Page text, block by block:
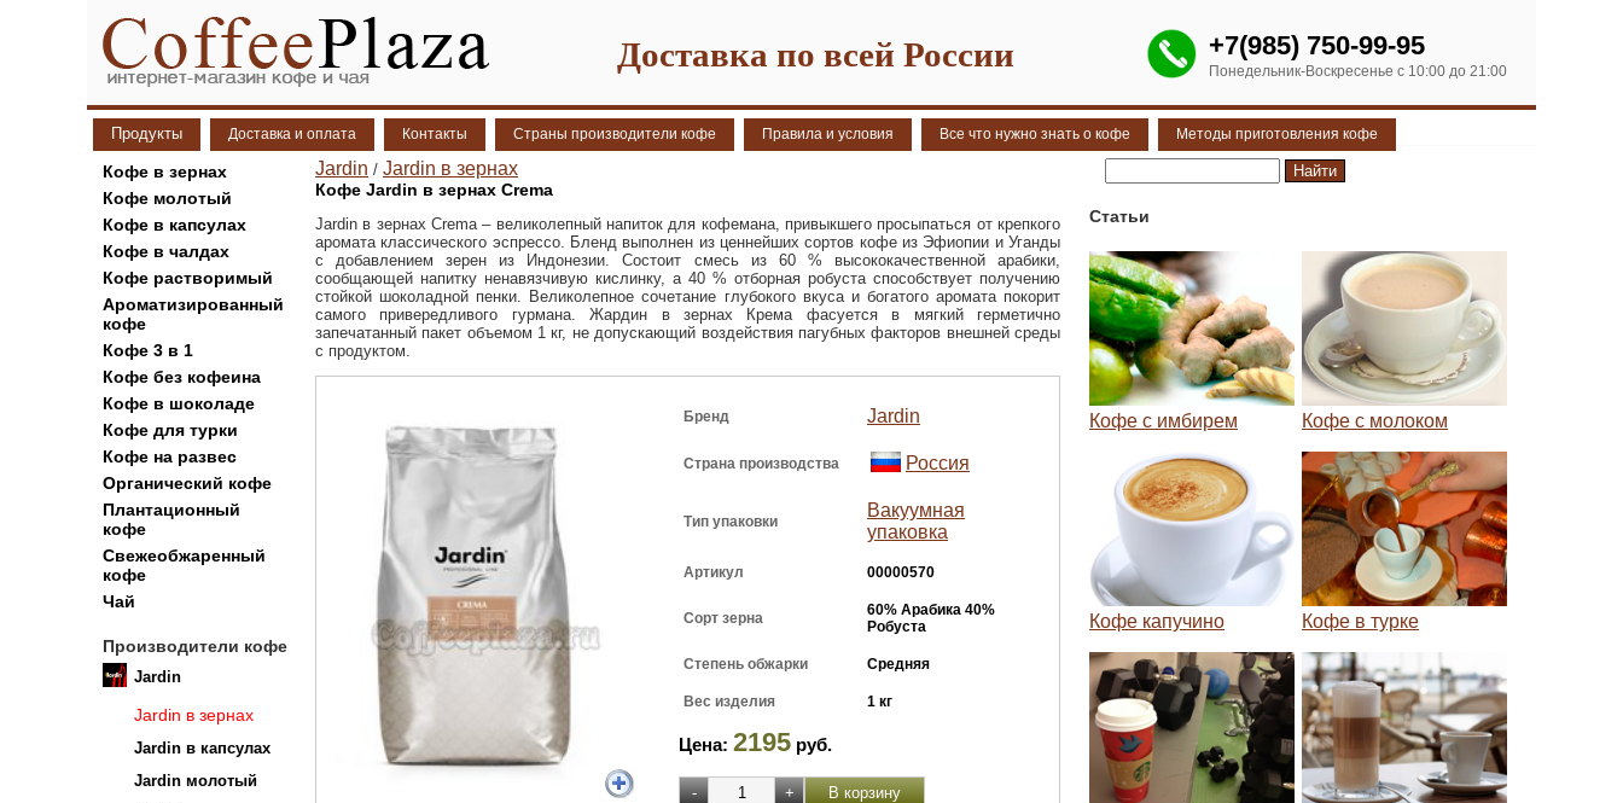
Доставка по всей России +7(985) 750-99-95
Понедельник-Воскресенье с 10:00 до 21:00
Продукты Доставка и оплата Контакты Страны производители кофе Правила и условия Все что нужно знать о кофе Методы приготовления кофе
Кофе в зернах
Кофе молотый
Кофе в капсулах
Кофе в чалдах
Кофе растворимый
Ароматизированный
кофе
Кофе 3 в 1
Кофе без кофеина
Кофе в шоколаде
Кофе для турки
Кофе на развес
Органический кофе
Плантационный
кофе
Свежеобжаренный
кофе
Чай
Производители кофе
Jardin
Jardin в зернах
Jardin в капсулах
Jardin молотый
Jardin / Jardin в зернах
Кофе Jardin в зернах Crema
Jardin в зернах Crema – великолепный напиток для кофемана, привыкшего просыпаться от крепкого
аромата классического эспрессо. Бленд выполнен из ценнейших сортов кофе из Эфиопии и Уганды
с добавлением зерен из Индонезии. Состоит смесь из 60 % высококачественной арабики,
сообщающей напитку ненавязчивую кислинку, а 40 % отборная робуста способствует получению
стойкой шоколадной пенки. Великолепное сочетание глубокого вкуса и богатого аромата покорит
самого привередливого гурмана. Жардин в зернах Крема фасуется в мягкий герметично
запечатанный пакет объемом 1 кг, не допускающий воздействия пагубных факторов внешней среды
с продуктом.
Бренд Jardin
Страна производства Россия
Тип упаковки
Вакуумная
упаковка
Артикул 00000570
Сорт зерна
60% Арабика 40%
Робуста
Степень обжарки Средняя
Вес изделия 1 кг
Цена: 2195 руб.
Статьи
Кофе с имбирем Кофе с молоком
Кофе капучино Кофе в турке